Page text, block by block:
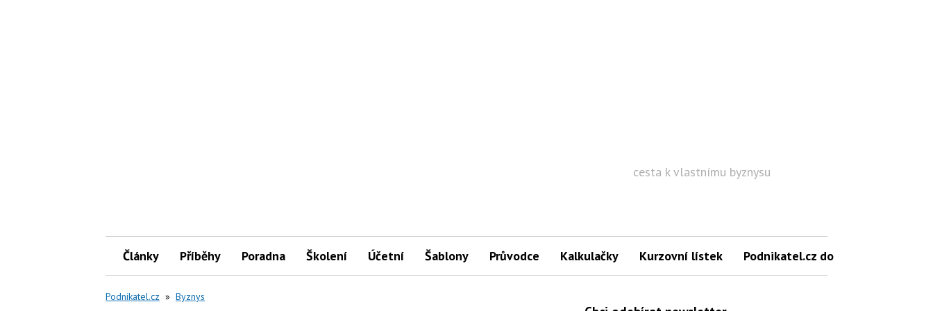
cesta k vlastnímu byznysu
Články Příběhy Poradna Školení Účetní Šablony Průvodce Kalkulačky Kurzovní lístek Podnikatel.cz do mailu
Podnikatel.cz » Byznys